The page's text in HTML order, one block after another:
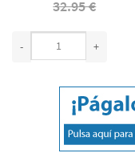
32.95 €
-
+